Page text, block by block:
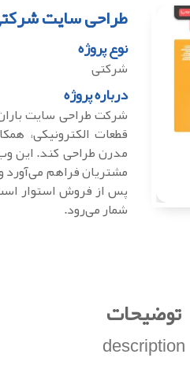
طراحی سایت
نوع پروژه
شرکتی
درباره پروژه
شرکت طراحی سایت
قطعات الکترونیکی،
مدرن طراحی کند. این
مشتریان فراهم می‌آورد
پس از فروش استوار
شمار می‌رود.
توضیحات
description